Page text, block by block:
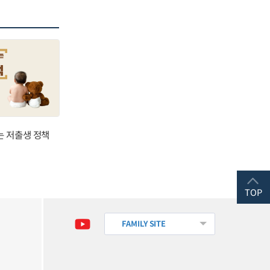
저출생 정책
FAMILY SITE
TOP